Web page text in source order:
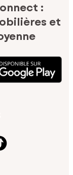
:
et